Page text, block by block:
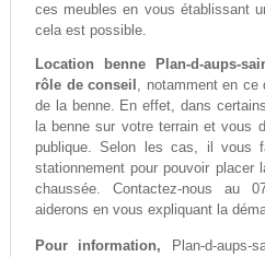
ces meubles en vous établissant
cela est possible.
Location benne Plan-d-aups-
rôle de conseil , notamment en ce
de la benne. En effet, dans
la benne sur votre terrain et vous
publique. Selon les cas, il vous
stationnement pour pouvoir placer
chaussée. Contactez-nous au
aiderons en vous expliquant la
Pour information, Plan-d-aups-